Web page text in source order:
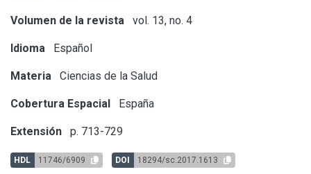
Volumen de la revista vol. 13, no. 4
Idioma Español
Materia Ciencias de la Salud
Cobertura Espacial España
Extensión p. 713-729
HDL 11746/6909 DOI 18294/sc.2017.1613